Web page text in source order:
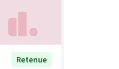
Retenue